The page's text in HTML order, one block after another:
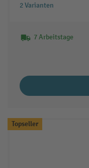
2 Varianten
7 Arbeitstage
Topseller